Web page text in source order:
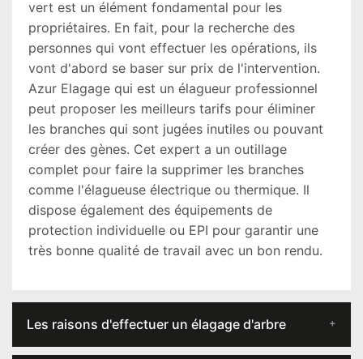
vert est un élément fondamental pour les
propriétaires. En fait, pour la recherche des
personnes qui vont effectuer les opérations, ils
vont d'abord se baser sur prix de l'intervention.
Azur Elagage qui est un élagueur professionnel
peut proposer les meilleurs tarifs pour éliminer
les branches qui sont jugées inutiles ou pouvant
créer des gènes. Cet expert a un outillage
complet pour faire la supprimer les branches
comme l'élagueuse électrique ou thermique. Il
dispose également des équipements de
protection individuelle ou EPI pour garantir une
très bonne qualité de travail avec un bon rendu.
Les raisons d'effectuer un élagage d'arbre